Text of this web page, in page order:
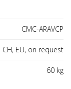
CMC-ARAVCP
CH, EU, on request
60 kg